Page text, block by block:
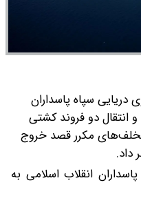
دریایی سپاه پاسداران
و انتقال دو فروند کشتی
مکرر قصد خروج
داد.
انقلاب اسلامی به